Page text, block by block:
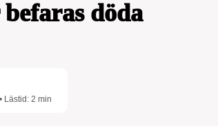
döda
• Lästid: 2 min